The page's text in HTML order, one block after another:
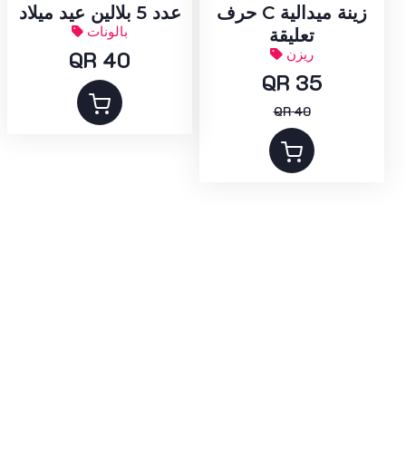
عدد 5 بلالين عيد ميلاد
بالونات
QR 40
حرف C زينة ميدالية
تعليقة
ريزن
QR 35
QR 40